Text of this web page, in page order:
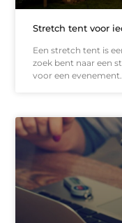
Stretch tent voor
Een stretch tent is
zoek bent naar een
voor een